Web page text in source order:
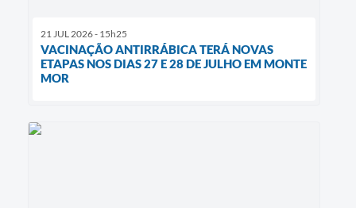
21 JUL 2026 - 15h25
VACINAÇÃO ANTIRRÁBICA TERÁ NOVAS
ETAPAS NOS DIAS 27 E 28 DE JULHO EM MONTE
MOR